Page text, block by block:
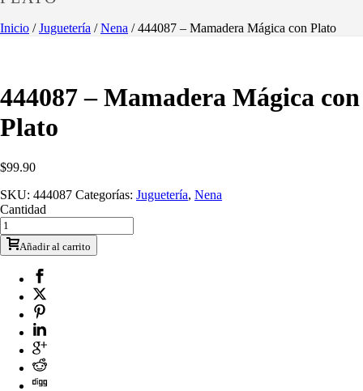
Inicio /Juguetería /Nena / 444087 – Mamadera Mágica con Plato
444087 – Mamadera Mágica con
Plato
$99.90
SKU: 444087 Categorías: Juguetería, Nena
Cantidad
Añadir al carrito